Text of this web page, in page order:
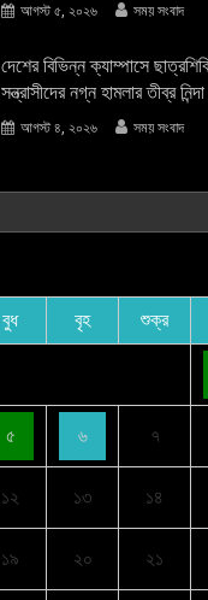
আগস্ট ৫, ২০২৬ সময় সংবাদ
দেশের বিভিন্ন ক্যাম্পাসে
সন্ত্রাসীদের নগ্ন হামলার তীব্র
আগস্ট ৪, ২০২৬ সময় সংবাদ
বুধ বৃহ শুক্র
৫ ৬ ৭
১২ ১৩ ১৪
১৯ ২০ ২১